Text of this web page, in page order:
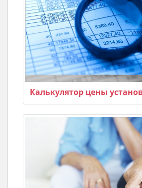
Калькулятор цены